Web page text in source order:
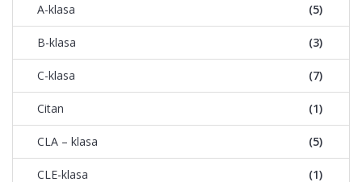
A-klasa (5)
B-klasa (3)
C-klasa (7)
Citan (1)
CLA – klasa (5)
CLE-klasa (1)